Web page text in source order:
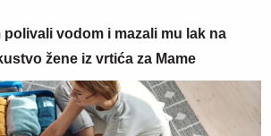
polivali vodom i mazali mu lak na
žene iz vrtića za Mame